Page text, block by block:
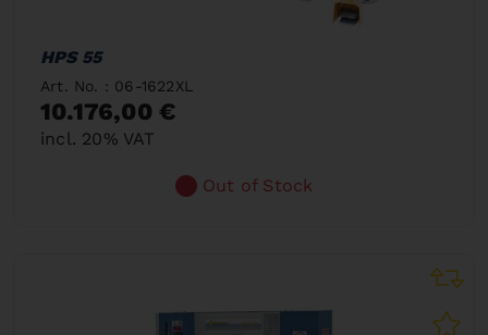
HPS 55
Art. No. : 06-1622XL
10.176,00 €
incl. 20% VAT
Out of Stock